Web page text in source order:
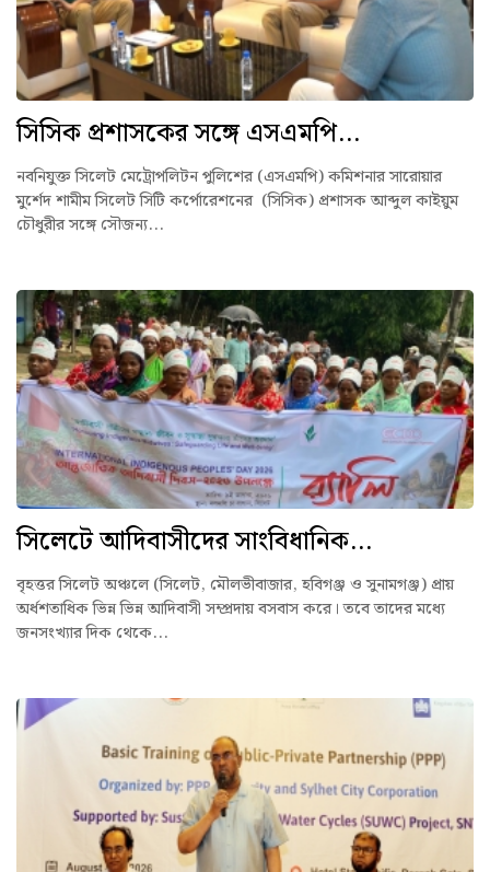
সিসিক প্রশাসকের সঙ্গে এসএমপি...
নবনিযুক্ত সিলেট মেট্রোপলিটন পুলিশের (এসএমপি) কমিশনার সারোয়ার
মুর্শেদ শামীম সিলেট সিটি কর্পোরেশনের (সিসিক) প্রশাসক আব্দুল কাইয়ুম
চৌধুরীর সঙ্গে সৌজন্য...
সিলেটে আদিবাসীদের সাংবিধানিক...
বৃহত্তর সিলেট অঞ্চলে (সিলেট, মৌলভীবাজার, হবিগঞ্জ ও সুনামগঞ্জ) প্রায়
অর্ধশতাধিক ভিন্ন ভিন্ন আদিবাসী সম্প্রদায় বসবাস করে। তবে তাদের মধ্যে
জনসংখ্যার দিক থেকে...